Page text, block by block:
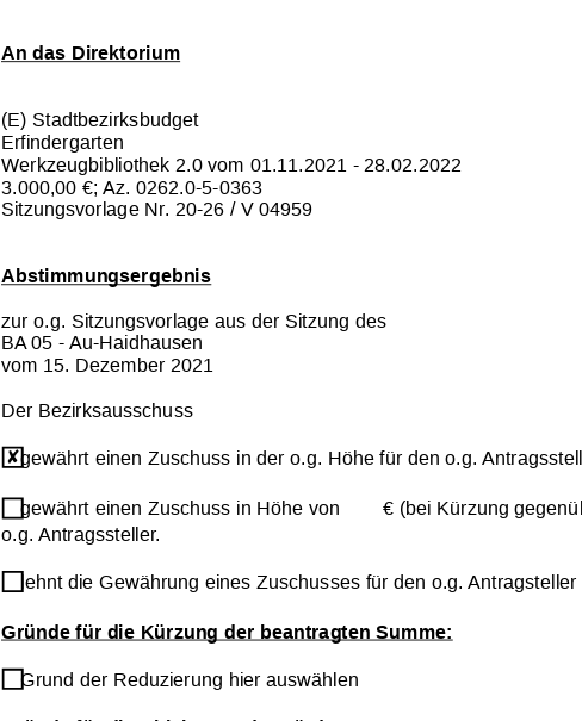
An das Direktorium
(E) Stadtbezirksbudget
Erfindergarten
Werkzeugbibliothek 2.0 vom 01.11.2021 - 28.02.2022
3.000,00 €; Az. 0262.0-5-0363
Sitzungsvorlage Nr. 20-26 / V 04959
Abstimmungsergebnis
zur o.g. Sitzungsvorlage aus der Sitzung des
BA 05 - Au-Haidhausen
vom 15. Dezember 2021
Der Bezirksausschuss
gewährt einen Zuschuss in der o.g. Höhe für den o.g.
gewährt einen Zuschuss in Höhe von
€ (bei Kürzung
o.g. Antragssteller.
lehnt die Gewährung eines Zuschusses für den o.g. Antragsteller
Gründe für die Kürzung der beantragten Summe:
Grund der Reduzierung hier auswählen